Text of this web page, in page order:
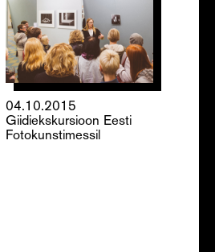
04.10.2015
Giidiekskursioon Eesti
Fotokunstimessil